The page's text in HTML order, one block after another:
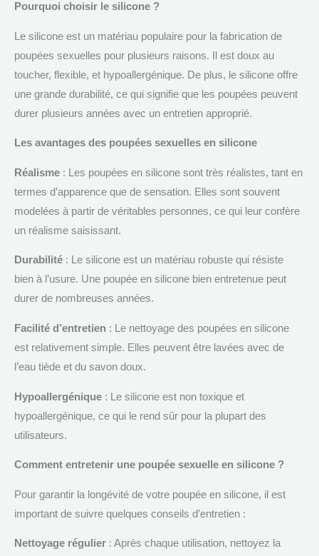
Pourquoi choisir le silicone ?
Le silicone est un matériau populaire pour la fabrication de
poupées sexuelles pour plusieurs raisons. Il est doux au
toucher, flexible, et hypoallergénique. De plus, le silicone offre
une grande durabilité, ce qui signifie que les poupées peuvent
durer plusieurs années avec un entretien approprié.
Les avantages des poupées sexuelles en silicone
Réalisme : Les poupées en silicone sont très réalistes, tant en
termes d’apparence que de sensation. Elles sont souvent
modelées à partir de véritables personnes, ce qui leur confère
un réalisme saisissant.
Durabilité : Le silicone est un matériau robuste qui résiste
bien à l’usure. Une poupée en silicone bien entretenue peut
durer de nombreuses années.
Facilité d’entretien : Le nettoyage des poupées en silicone
est relativement simple. Elles peuvent être lavées avec de
l’eau tiède et du savon doux.
Hypoallergénique : Le silicone est non toxique et
hypoallergénique, ce qui le rend sûr pour la plupart des
utilisateurs.
Comment entretenir une poupée sexuelle en silicone ?
Pour garantir la longévité de votre poupée en silicone, il est
important de suivre quelques conseils d’entretien :
Nettoyage régulier : Après chaque utilisation, nettoyez la